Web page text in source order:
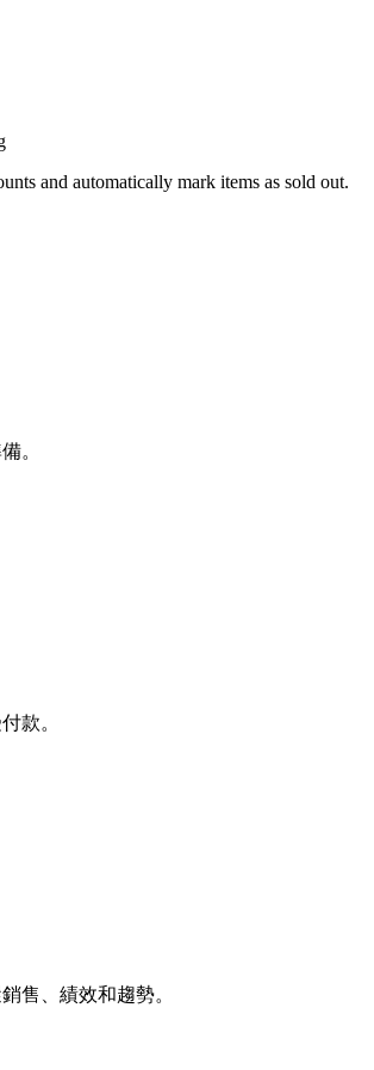
and automatically mark items as sold out.
。
款。
售、績效和趨勢。